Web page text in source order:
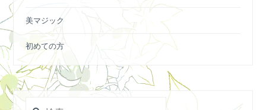
美マジック
初めての方